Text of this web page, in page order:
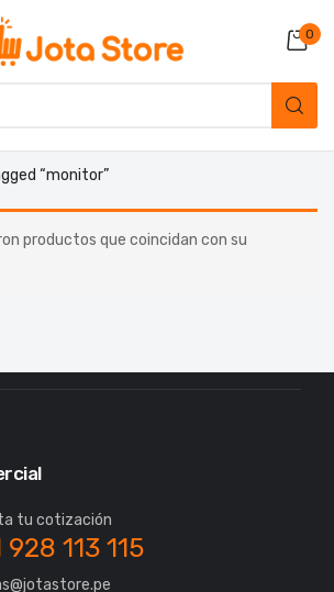
0
“monitor”
productos que coincidan con su
tu cotización
928 113 115